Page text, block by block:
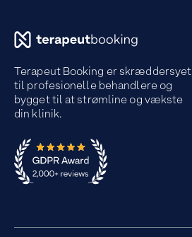
Terapeut Booking er skræddersyet
til profesionelle behandlere og
bygget til at strømline og vækste
din klinik.